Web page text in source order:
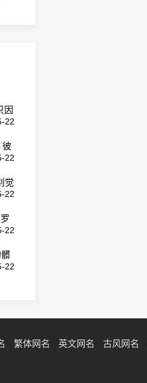
因
22
彼
22
觉
22
22
22
繁体网名 英文网名 古风网名